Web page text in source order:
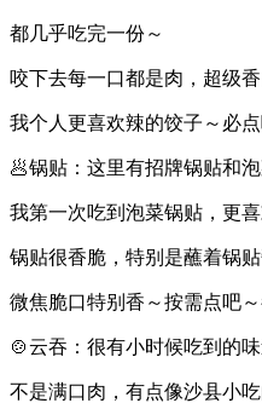
都几乎吃完一份～
咬下去每一口都是肉，超级
我个人更喜欢辣的饺子～必点
🥟锅贴：这里有招牌锅贴和泡
我第一次吃到泡菜锅贴，更喜
锅贴很香脆，特别是蘸着锅贴
微焦脆口特别香～按需点吧
🍲云吞：很有小时候吃到的味
不是满口肉，有点像沙县小